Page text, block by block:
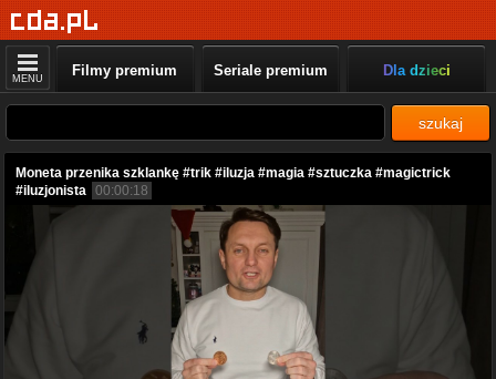
MENU Filmy premium Seriale premium Dla dzieci
szukaj
Moneta przenika szklankę #trik #iluzja #magia #sztuczka #magictrick
#iluzjonista 00:00:18